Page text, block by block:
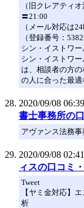
（旧クレアティ
〓21:00
（メール対応は
（登録番号：
シン・イストワ
シン・イストワ
は、相談者の方
の人に合った最適
2020/09/08
書士事務所の
アヴァンス法務事
2020/09/08
ィスの口コミ
Tweet
【ヤミ金対応】
析